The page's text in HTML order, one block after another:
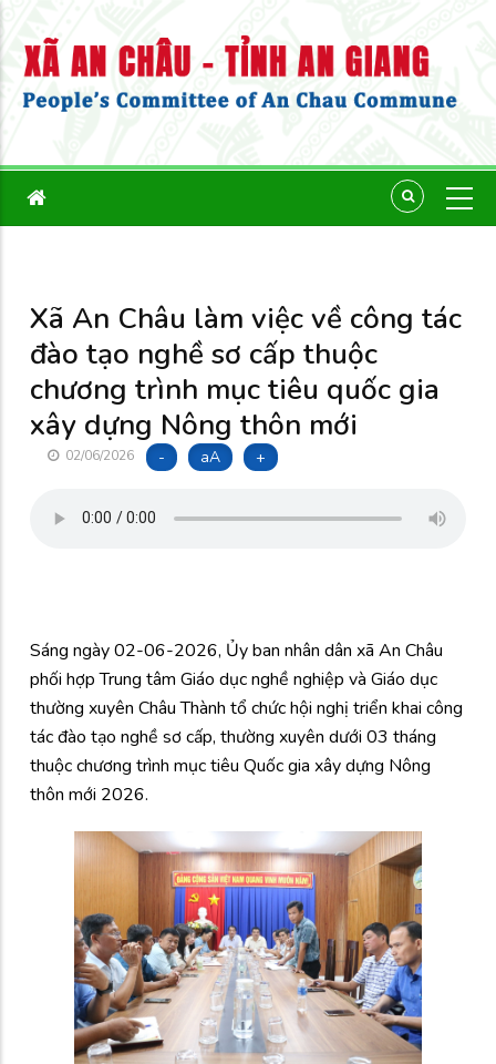
Xã An Châu làm việc về công tác
đào tạo nghề sơ cấp thuộc
chương trình mục tiêu quốc gia
xây dựng Nông thôn mới
02/06/2026 - aA +
Sáng ngày 02-06-2026, Ủy ban nhân dân xã An Châu
phối hợp Trung tâm Giáo dục nghề nghiệp và Giáo dục
thường xuyên Châu Thành tổ chức hội nghị triển khai công
tác đào tạo nghề sơ cấp, thường xuyên dưới 03 tháng
thuộc chương trình mục tiêu Quốc gia xây dựng Nông
thôn mới 2026.